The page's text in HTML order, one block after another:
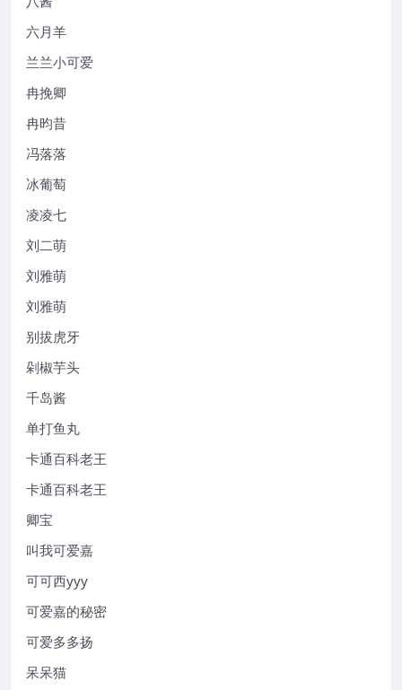
六月羊
兰兰小可爱
冉挽卿
冉昀昔
冯落落
冰葡萄
凌凌七
刘二萌
刘雅萌
刘雅萌
别拔虎牙
剁椒芋头
千岛酱
单打鱼丸
卡通百科老王
卡通百科老王
卿宝
叫我可爱嘉
可可西yyy
可爱嘉的秘密
可爱多多扬
呆呆猫